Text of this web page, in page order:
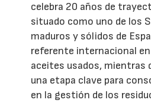
celebra 20 años de
situado como uno de los
maduros y sólidos de
referente internacional
aceites usados, mientras
una etapa clave para
en la gestión de los